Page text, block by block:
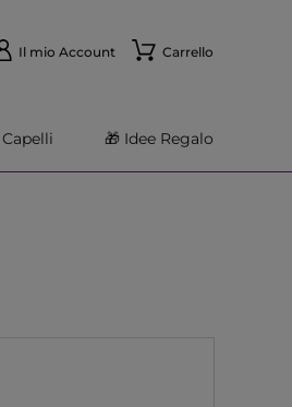
Il mio Account Carrello
Capelli 🎁 Idee Regalo